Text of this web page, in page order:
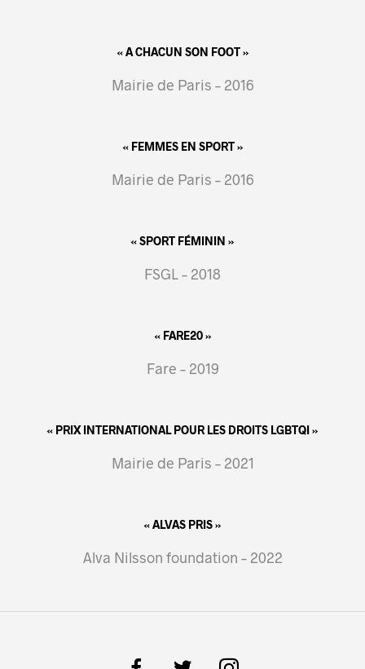
« A CHACUN SON FOOT »
Mairie de Paris – 2016
« FEMMES EN SPORT »
Mairie de Paris – 2016
« SPORT FÉMININ »
FSGL – 2018
« FARE20 »
Fare – 2019
« PRIX INTERNATIONAL POUR LES DROITS LGBTQI »
Mairie de Paris – 2021
« ALVAS PRIS »
Alva Nilsson foundation – 2022